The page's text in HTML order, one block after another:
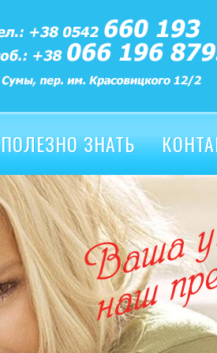
ПОЛЕЗНО ЗНАТЬ